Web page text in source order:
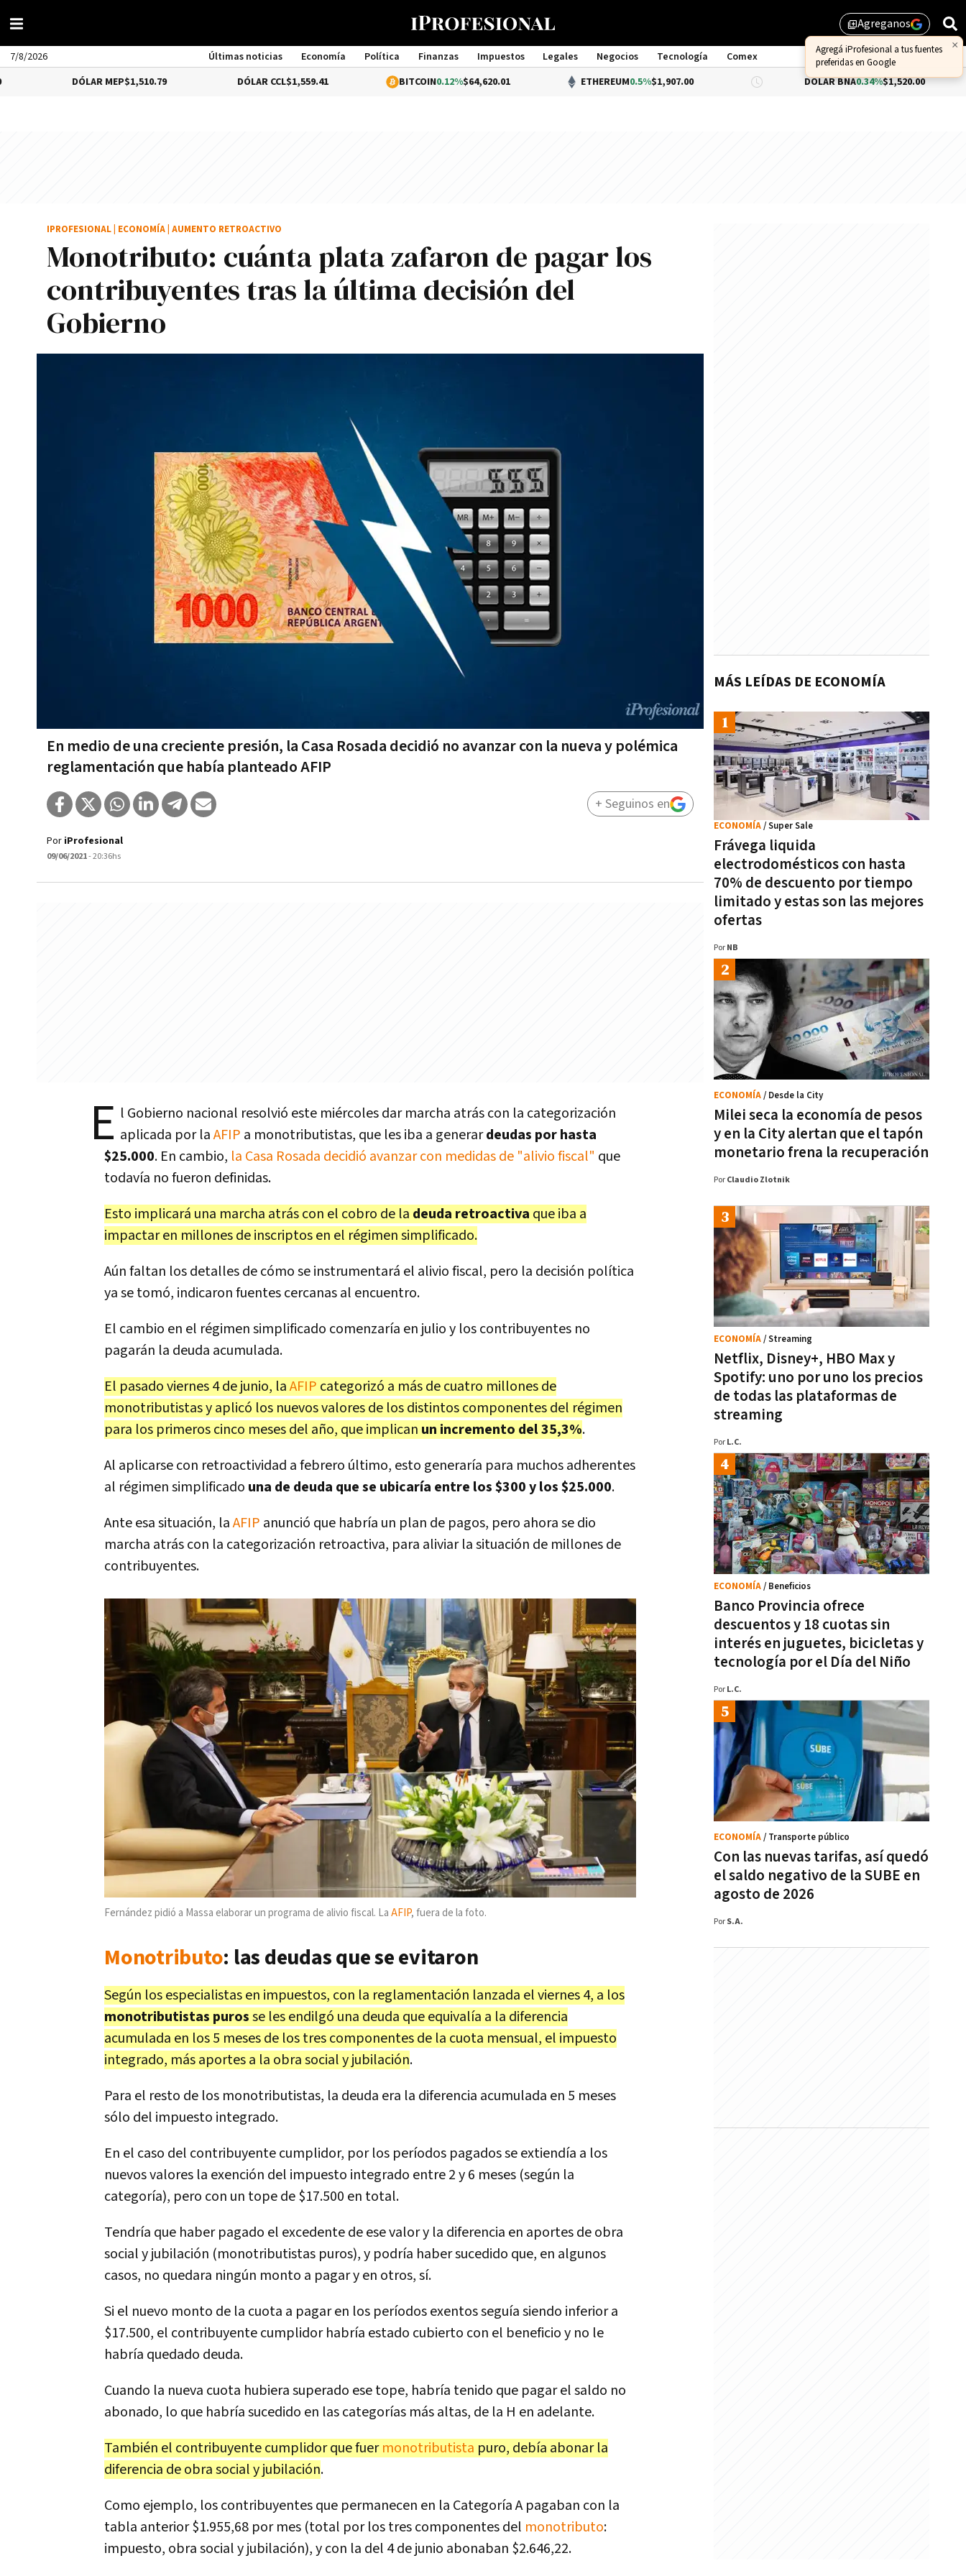
library_addAgreganos
×
Agregá iProfesional a tus fuentes
preferidas en Google
7/8/2026 Últimas noticias Economía Política Finanzas Impuestos Legales Negocios Tecnología
Comex
Management
DÓLAR MEP$1,510.79 DÓLAR CCL$1,559.41 BITCOIN0.12%$64,620.01 ETHEREUM0.5%$1,907.00 DÓLAR BNA0.34%$1,520.00
Monotributo: cuánta plata zafaron de pagar los
contribuyentes tras la última decisión del
Gobierno
En medio de una creciente presión, la Casa Rosada decidió no avanzar con la nueva y polémica
reglamentación que había planteado AFIP
IPROFESIONAL ECONOMÍA AUMENTO RETROACTIVO
Por iProfesional
09/06/2021- 20:36hs
+ Seguinos en
E l Gobierno nacional resolvió este miércoles dar marcha atrás con la categorización
aplicada por laAFIP a monotributistas, que les iba a generardeudas por hasta
$25.000. En cambio, la Casa Rosada decidió avanzar con medidas de "alivio fiscal" que
todavía no fueron definidas.
Esto implicará una marcha atrás con el cobro de la deuda retroactiva que iba a
impactar en millones de inscriptos en el régimen simplificado.
Aún faltan los detalles de cómo se instrumentará el alivio fiscal, pero la decisión política
ya se tomó, indicaron fuentes cercanas al encuentro.
El cambio en el régimen simplificado comenzaría en julio y los contribuyentes no
pagarán la deuda acumulada.
El pasado viernes 4 de junio, laAFIP categorizó a más de cuatro millones de
monotributistas y aplicó los nuevos valores de los distintos componentes del régimen
para los primeros cinco meses del año, que implican un incremento del 35,3%.
Al aplicarse con retroactividad a febrero último, esto generaría para muchos adherentes
al régimen simplificado una de deuda que se ubicaría entre los $300 y los $25.000.
Ante esa situación, laAFIP anunció que habría un plan de pagos, pero ahora se dio
marcha atrás con la categorización retroactiva, para aliviar la situación de millones de
contribuyentes.
Fernández pidió a Massa elaborar un programa de alivio fiscal. La AFIP, fuera de la foto.
Monotributo: las deudas que se evitaron
Según los especialistas en impuestos, con la reglamentación lanzada el viernes 4, a los
monotributistas purosse les endilgó una deuda que equivalía a la diferencia
acumulada en los 5 meses de los tres componentes de la cuota mensual, el impuesto
integrado, más aportes a la obra social y jubilación.
Para el resto de los monotributistas, la deuda era la diferencia acumulada en 5 meses
sólo del impuesto integrado.
En el caso del contribuyente cumplidor, por los períodos pagados se extiendía a los
nuevos valores la exención del impuesto integrado entre 2 y 6 meses (según la
categoría), pero con un tope de $17.500 en total.
Tendría que haber pagado el excedente de ese valor y la diferencia en aportes de obra
social y jubilación (monotributistas puros), y podría haber sucedido que, en algunos
casos, no quedara ningún monto a pagar y en otros, sí.
Si el nuevo monto de la cuota a pagar en los períodos exentos seguía siendo inferior a
$17.500, el contribuyente cumplidor habría estado cubierto con el beneficio y no le
habría quedado deuda.
Cuando la nueva cuota hubiera superado ese tope, habría tenido que pagar el saldo no
abonado, lo que habría sucedido en las categorías más altas, de la H en adelante.
También el contribuyente cumplidor que fuermonotributista puro, debía abonar la
diferencia de obra social y jubilación.
Como ejemplo, los contribuyentes que permanecen en la Categoría A pagaban con la
tabla anterior $1.955,68 por mes (total por los tres componentes del monotributo:
impuesto, obra social y jubilación), y con la del 4 de junio abonaban $2.646,22.
MÁS LEÍDAS DE ECONOMÍA
Frávega liquida
electrodomésticos con hasta
70% de descuento por tiempo
limitado y estas son las mejores
ofertas
ECONOMÍA/ Super Sale
Por NB
Milei seca la economía de pesos
y en la City alertan que el tapón
monetario frena la recuperación
ECONOMÍA/ Desde la City
Por Claudio Zlotnik
Netflix, Disney+, HBO Max y
Spotify: uno por uno los precios
de todas las plataformas de
streaming
ECONOMÍA/ Streaming
Por L.C.
Banco Provincia ofrece
descuentos y 18 cuotas sin
interés en juguetes, bicicletas y
tecnología por el Día del Niño
ECONOMÍA/ Beneficios
Por L.C.
Con las nuevas tarifas, así quedó
el saldo negativo de la SUBE en
agosto de 2026
ECONOMÍA/ Transporte público
Por S.A.